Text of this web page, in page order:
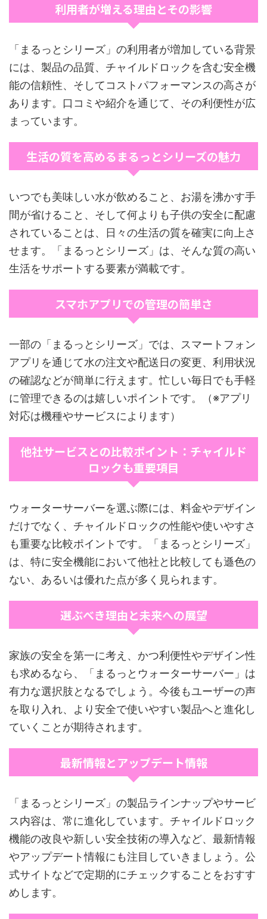
利用者が増える理由とその影響
「まるっとシリーズ」の利用者が増加している背景
には、製品の品質、チャイルドロックを含む安全機
能の信頼性、そしてコストパフォーマンスの高さが
あります。口コミや紹介を通じて、その利便性が広
まっています。
生活の質を高めるまるっとシリーズの魅力
いつでも美味しい水が飲めること、お湯を沸かす手
間が省けること、そして何よりも子供の安全に配慮
されていることは、日々の生活の質を確実に向上さ
せます。「まるっとシリーズ」は、そんな質の高い
生活をサポートする要素が満載です。
スマホアプリでの管理の簡単さ
一部の「まるっとシリーズ」では、スマートフォン
アプリを通じて水の注文や配送日の変更、利用状況
の確認などが簡単に行えます。忙しい毎日でも手軽
に管理できるのは嬉しいポイントです。（※アプリ
対応は機種やサービスによります）
他社サービスとの比較ポイント：チャイルド
ロックも重要項目
ウォーターサーバーを選ぶ際には、料金やデザイン
だけでなく、チャイルドロックの性能や使いやすさ
も重要な比較ポイントです。「まるっとシリーズ」
は、特に安全機能において他社と比較しても遜色の
ない、あるいは優れた点が多く見られます。
選ぶべき理由と未来への展望
家族の安全を第一に考え、かつ利便性やデザイン性
も求めるなら、「まるっとウォーターサーバー」は
有力な選択肢となるでしょう。今後もユーザーの声
を取り入れ、より安全で使いやすい製品へと進化し
ていくことが期待されます。
最新情報とアップデート情報
「まるっとシリーズ」の製品ラインナップやサービ
ス内容は、常に進化しています。チャイルドロック
機能の改良や新しい安全技術の導入など、最新情報
やアップデート情報にも注目していきましょう。公
式サイトなどで定期的にチェックすることをおすす
めします。